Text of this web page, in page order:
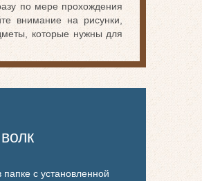
по мере прохождения
внимание на рисунки,
которые нужны для
с установленной